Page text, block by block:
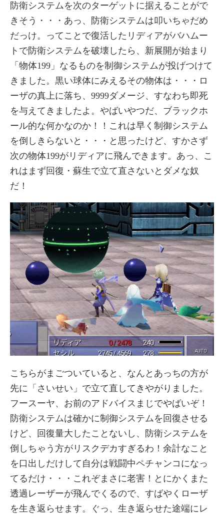
防衛システムを次のターゲットに据えることがで
きそう・・・あっ、防衛システムは叩いちゃだめ
だっけ。ってことで復活したリディアがバハムー
トで防衛システムを破壊したら、新展開が始まり
「物体199」なるものを制御システムが投げつけて
きました。黒い球体にみえるその物体は・・・ロ
ーザの真上に落ち、9999ダメージ、すなわち即死
を与えてきましたよ。やばいやつだ、ブラックホ
ール的な何かなのか！！これは早く制御システム
を倒しきらないと・・・と思ったけど、すかさず
次の物体199がリディアに飛んできます。あっ、こ
れはまず回復・蘇生で立て直さないとダメな奴
だ！
こちらがまごついていると、なんとあっちの方が
先に「さいせい」で立て直してきやがりました。
フースーヤ、お前のアドバイスまじでやばいぞ！
防衛システムは確かに制御システムを回復させる
けど、回復量大したことないし、防衛システムを
倒しちゃう方がリスクデカすぎるわ！余計なこと
を口出しだけして自分は戦闘中ペチャンコになっ
てるだけ・・・これぞまさに老害！とにかくまた
透過レーザーが飛んでくるので、すばやくローザ
を生き返らせます。ぐっ、生き返らせた途端にレ